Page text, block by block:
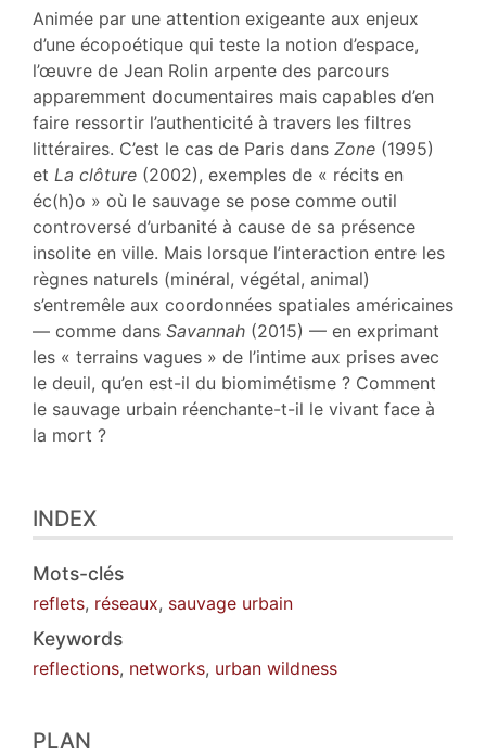
Texte
Bibliographie
Notes
Citer cet article
Auteur
Animée par une attention exigeante aux enjeux
d’une écopoétique qui teste la notion d’espace,
l’œuvre de Jean Rolin arpente des parcours
apparemment documentaires mais capables d’en
faire ressortir l’authenticité à travers les filtres
littéraires. C’est le cas de Paris dans Zone (1995)
et La clôture (2002), exemples de « récits en
éc(h)o » où le sauvage se pose comme outil
controversé d’urbanité à cause de sa présence
insolite en ville. Mais lorsque l’interaction entre les
règnes naturels (minéral, végétal, animal)
s’entremêle aux coordonnées spatiales américaines
— comme dans Savannah (2015) — en exprimant
les « terrains vagues » de l’intime aux prises avec
le deuil, qu’en est-il du biomimétisme ? Comment
le sauvage urbain réenchante-t-il le vivant face à
la mort ?
INDEX
Mots-clés
reflets, réseaux, sauvage urbain
Keywords
reflections, networks, urban wildness
PLAN